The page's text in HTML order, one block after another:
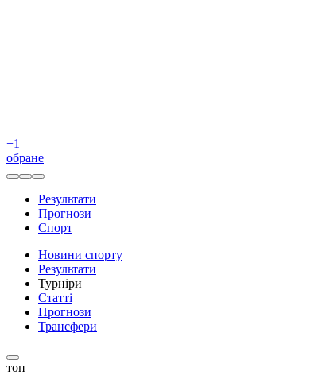
+1
обране
Результати
Прогнози
Спорт
Новини спорту
Результати
Турніри
Статті
Прогнози
Трансфери
топ